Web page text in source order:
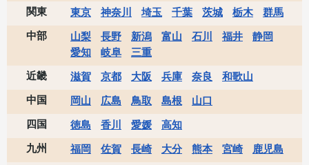
関東
東京 神奈川 埼玉 千葉 茨城 栃木
群馬
中部
山梨 長野 新潟 富山 石川 福井
静岡
愛知
岐阜
三重
近畿
滋賀 京都 大阪 兵庫 奈良
和歌山
中国
岡山 広島 鳥取 島根
山口
四国
徳島 香川 愛媛
高知
九州
福岡 佐賀 長崎 大分 熊本 宮崎 鹿児島